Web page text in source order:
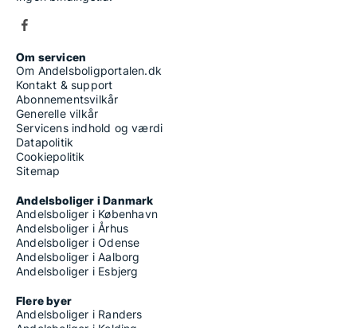
Om servicen
Om Andelsboligportalen.dk
Kontakt & support
Abonnementsvilkår
Generelle vilkår
Servicens indhold og værdi
Datapolitik
Cookiepolitik
Sitemap
Andelsboliger i Danmark
Andelsboliger i København
Andelsboliger i Århus
Andelsboliger i Odense
Andelsboliger i Aalborg
Andelsboliger i Esbjerg
Flere byer
Andelsboliger i Randers